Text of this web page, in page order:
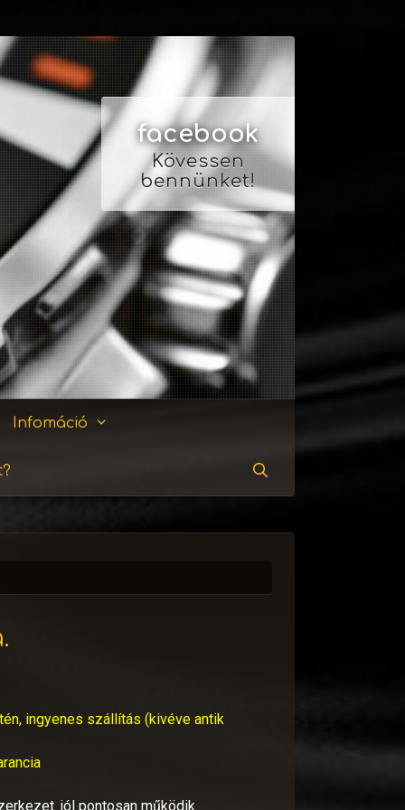
facebook
Kövessen
bennünket!
Infomáció
ingyenes szállítás (kivéve antik
jól pontosan működik.